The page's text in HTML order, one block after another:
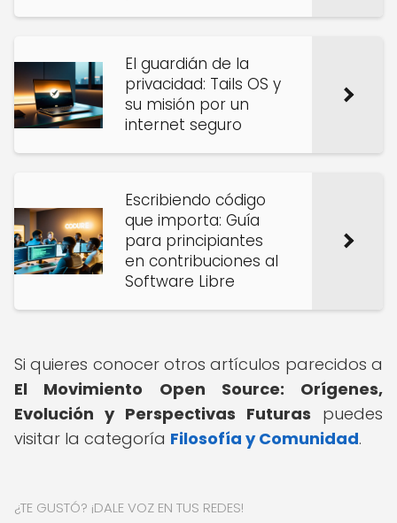
El guardián de la
privacidad: Tails OS y
su misión por un
internet seguro
Escribiendo código
que importa: Guía
para principiantes
en contribuciones al
Software Libre
Si quieres conocer otros artículos parecidos a
El Movimiento Open Source: Orígenes,
Evolución y Perspectivas Futuras puedes
visitar la categoría Filosofía y Comunidad.
¿TE GUSTÓ? ¡DALE VOZ EN TUS REDES!